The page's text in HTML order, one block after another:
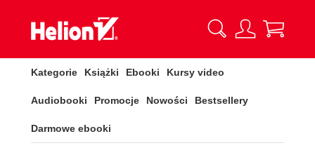
Kategorie Książki Ebooki Kursy video
Audiobooki Promocje Nowości Bestsellery
Darmowe ebooki